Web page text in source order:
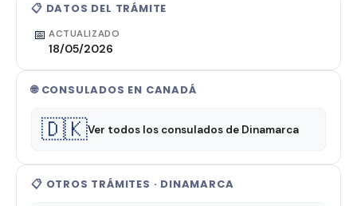
📋 DATOS DEL TRÁMITE
📅 ACTUALIZADO
18/05/2026
🌐 CONSULADOS EN CANADÁ
🇩🇰Ver todos los consulados de Dinamarca
📋 OTROS TRÁMITES · DINAMARCA